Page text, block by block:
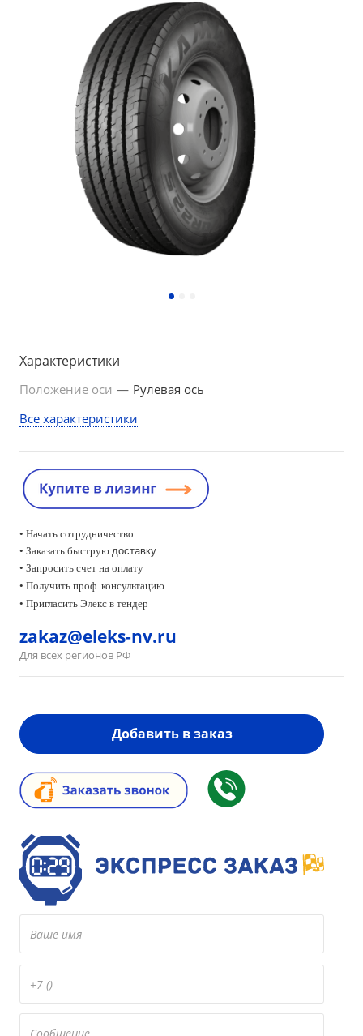
Характеристики
Положение оси — Рулевая ось
Все характеристики
• Начать сотрудничество
• Заказать быструю доставку
• Запросить счет на оплату
• Получить проф. консультацию
• Пригласить Элекс в тендер
zakaz@eleks-nv.ru
Для всех регионов РФ
Добавить в заказ